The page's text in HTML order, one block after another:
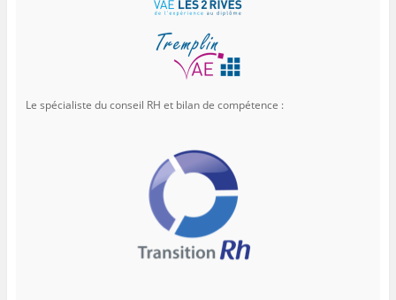
Le spécialiste du conseil RH et bilan de compétence :